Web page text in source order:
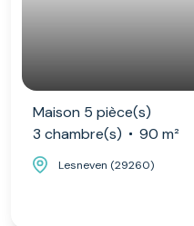
Maison 5 pièce(s)
3 chambre(s)
90 m²
Lesneven (29260)